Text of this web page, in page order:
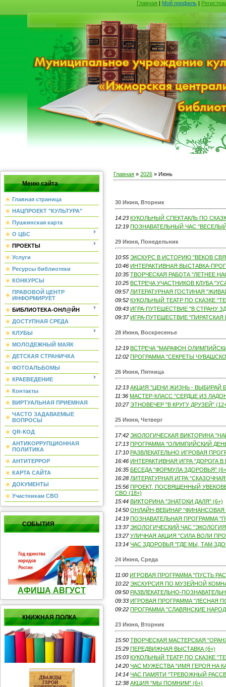
Главная | Мой профиль |
Меню сайта
Главная страница
НАЦПРОЕКТ "КУЛЬТУРА"
Пушкинская карта
О ЦБС
ПРОЕКТЫ
Услуги
Ресурсы библиотеки
КОНКУРСЫ
ПРАВОВОЙ ЦЕНТР
ИНФОРМИРУЕТ
БИБЛИОТЕКА-ОНЛ@ЙН
ДОСТУПНАЯ СРЕДА
КЛУБЫ
МОЛОДЕЖНЫЙ МАЯК
ДЕТСКАЯ СТРАНИЧКА
ФОТОАЛЬБОМЫ
КРАЕВЕДЕНИЕ
Контакты
ВИРТУАЛЬНАЯ ПРИЕМНАЯ
ЧАСТО ЗАДАВАЕМЫЕ
ВОПРОСЫ
QR-КОД
АНТИКОРРУПЦИОННАЯ
ПОЛИТИКА
АНТИТЕРРОР
КАРТА САЙТА
ДОКУМЕНТЫ
Участникам СВО
СОБЫТИЯ
АФИША АВГУСТ
КНИЖНАЯ ПОЛКА
Главная » 2026 » Июнь
30 Июня, Вторник
14:23 КУКОЛЬНЫЙ СПЕКТАКЛЬ ПО
12:19 ПОЗНАВАТЕЛЬНЫЙ ЧАС "ВЕСЕЛЫЙ
29 Июня, Понедельник
10:55 ЭКСКУРС В ИСТОРИЮ "ВЕКОВ
10:46 ИНТЕРАКТИВНАЯ ВЫСТАВКА-
10:35 ТВОРЧЕСКАЯ РАБОТА "ЛЕТНЕЕ
10:25 ВСТРЕЧА УЧАСТНИКОВ КЛУБА
09:57 ЛИТЕРАТУРНАЯ ГОСТИНАЯ
09:52 КУКОЛЬНЫЙ ТЕАТР ПО СКАЗКЕ
09:43 ИГРА-ПУТЕШЕСТВИЕ "В СТРАНУ
09:37 ИГРА-ПУТЕШЕСТВИЕ "ПИРАТСКАЯ
28 Июня, Воскресенье
12:19 ВСТРЕЧА "МАРАФОН
12:02 ПРОГРАММА "СЕКРЕТЫ
26 Июня, Пятница
12:13 АКЦИЯ "ЦЕНИ ЖИЗНЬ - ВЫБИРАЙ
11:36 МАСТЕР-КЛАСС "СЕРДЦЕ ИЗ
10:27 ЭТНОВЕЧЕР "В КРУГУ ДРУЗЕЙ"
25 Июня, Четверг
17:42 ЭКОЛОГИЧЕСКАЯ ВИКТОРИНА
17:13 ПРОГРАММА "ОЛИМПИЙСКИЙ
17:10 РАЗВЛЕКАТЕЛЬНО ИГРОВАЯ
16:46 ИНТЕРАКТИВНАЯ ИГРА "ДОРОГА В
16:35 БЕСЕДА "ФОРМУЛА ЗДОРОВЬЯ"
16:28 ЛИТЕРАТУРНАЯ ИГРА
15:56 ПРОЕКТ, ПОСВЯЩЕННЫЙ
СВО (18+)
15:44 ВИКТОРИНА "ЗНАТОКИ ДАЛЯ" (6+)
14:50 ОНЛАЙН-ВЕБИНАР "ФИНАНСОВАЯ
14:19 ПОЗНАВАТЕЛЬНАЯ ПРОГРАММА
13:37 ЭКОЛОГИЧЕСКИЙ ЧАС "ЭКОЛОГИЯ
13:27 УЛИЧНАЯ АКЦИЯ "СИЛА ВОЛИ
13:14 ЧАС ЗДОРОВЬЯ "ГДЕ МЫ, ТАМ
24 Июня, Среда
11:00 ИГРОВАЯ ПРОГРАММА "ПУСТЬ
10:22 ЭКСКУРСИЯ ПО МУЗЕЙНОЙ
09:50 РАЗВЛЕКАТЕЛЬНО-
09:33 ИГРОВАЯ ПРОГРАММА "ЛЕСНАЯ
09:22 ПРОГРАММА "СЛАВЯНСКИЕ
23 Июня, Вторник
15:50 ТВОРЧЕСКАЯ МАСТЕРСКАЯ
15:29 ПЕРЕДВИЖНАЯ ВЫСТАВКА (6+)
15:03 КУКОЛЬНЫЙ ТЕАТР ПО СКАЗКЕ
14:20 ЧАС МУЖЕСТВА "ИМЯ ГЕРОЯ НА
14:14 ЧАС ПАМЯТИ "ТРЕВОЖНЫЙ
12:38 АКЦИЯ "МЫ ПОМНИМ" (6+)